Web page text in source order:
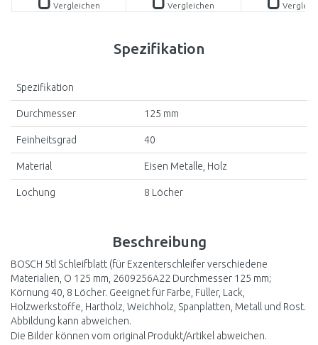
Vergleichen Vergleichen
Beschreibung
BOSCH 5tl Schleifblatt (für Exzenterschleifer verschiedene
Materialien, O 125 mm, 2609256A22 Durchmesser 125 mm;
Körnung 40, 8 Löcher. Geeignet für Farbe, Füller, Lack,
Holzwerkstoffe, Hartholz, Weichholz, Spanplatten, Metall und Rost.
Abbildung kann abweichen.
Die Bilder können vom original Produkt/Artikel abweichen.
Spezifikation
Spezifikation
Durchmesser 125 mm
Feinheitsgrad 40
Material Eisen Metalle, Holz
Lochung 8 Löcher